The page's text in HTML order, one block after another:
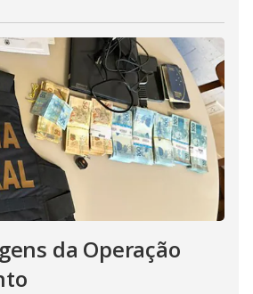
da Operação